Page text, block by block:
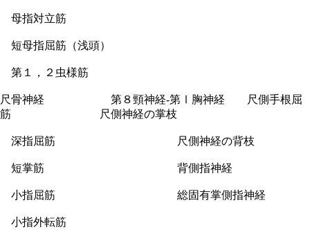
母指対立筋
短母指屈筋（浅頭）
第１，２虫様筋
尺骨神経 第８頸神経-第Ⅰ胸神経 尺側手根屈
筋 尺側神経の掌枝
深指屈筋 尺側神経の背枝
短掌筋 背側指神経
小指屈筋 総固有掌側指神経
小指外転筋